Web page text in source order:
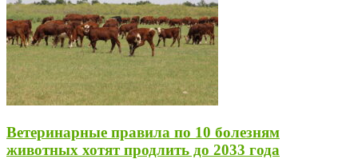
Ветеринарные правила по 10 болезням
животных хотят продлить до 2033 года